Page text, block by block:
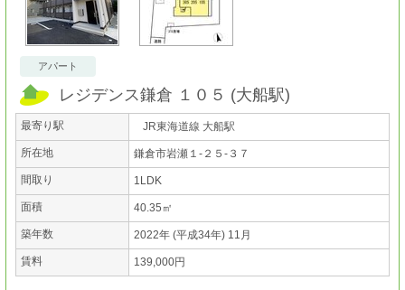
アパート
レジデンス鎌倉 １０５ (大船駅)
最寄り駅 JR東海道線 大船駅
所在地 鎌倉市岩瀬１-２５-３７
間取り 1LDK
面積 40.35㎡
築年数 2022年 (平成34年) 11月
賃料 139,000円